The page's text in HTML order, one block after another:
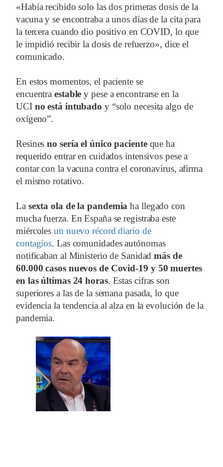
«Había recibido solo las dos primeras dosis de la
vacuna y se encontraba a unos días de la cita para
la tercera cuando dio positivo en COVID, lo que
le impidió recibir la dosis de refuerzo», dice el
comunicado.
En estos momentos, el paciente se
encuentraestabley pese a encontrarse en la
UCI no está intubado y “solo necesita algo de
oxígeno”.
Resinesno sería el único paciente que ha
requerido entrar en cuidados intensivos pese a
contar con la vacuna contra el coronavirus, afirma
el mismo rotativo.
La sexta ola de la pandemiaha llegado con
mucha fuerza. En España se registraba este
miércolesun nuevo récord diario de
contagios. Las comunidades autónomas
notificaban al Ministerio de Sanidadmás de
60.000 casos nuevos de Covid-19 y 50 muertes
en las últimas 24 horas. Estas cifras son
superiores a las de la semana pasada, lo que
evidencia la tendencia al alza en la evolución de la
pandemia.